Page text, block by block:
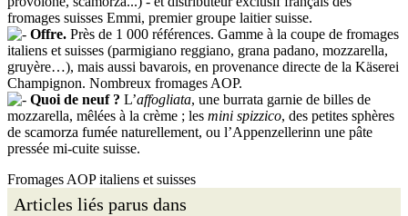
fromages suisses Emmi, premier groupe laitier suisse.
Offre. Près de 1 000 références. Gamme à la coupe de fromages
italiens et suisses (parmigiano reggiano, grana padano, mozzarella,
gruyère…), mais aussi bavarois, en provenance directe de la Käserei
Champignon. Nombreux fromages AOP.
Quoi de neuf ? L’affogliata, une burrata garnie de billes de
mozzarella, mêlées à la crème ; les mini spizzico, des petites sphères
de scamorza fumée naturellement, ou l’Appenzellerinn une pâte
pressée mi-cuite suisse.
Fromages AOP italiens et suisses
Articles liés parus dans